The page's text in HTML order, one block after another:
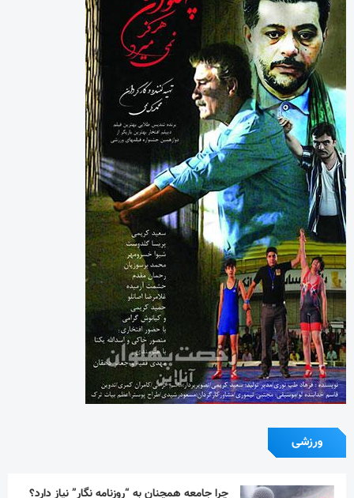
ورزشی
چرا جامعه همچنان به “روزنامه نگار” نیاز دارد؟